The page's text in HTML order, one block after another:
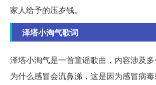
家人给予的压岁钱。
泽塔小淘气歌词
泽塔小淘气是一首童谣歌曲，内容涉及多
为什么感冒会流鼻涕，这是因为感冒病